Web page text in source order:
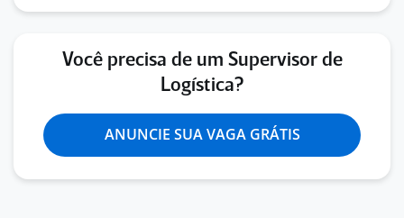
Você precisa de um Supervisor de
Logística?
ANUNCIE SUA VAGA GRÁTIS